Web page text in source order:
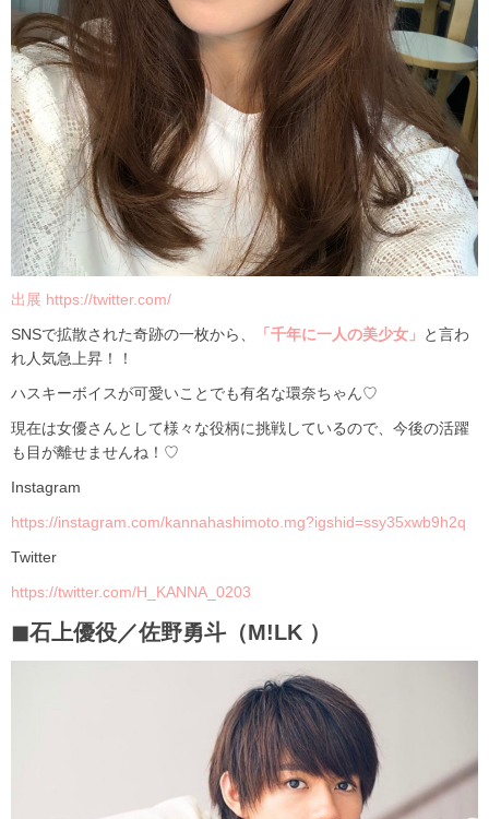
出展 https://twitter.com/
SNSで拡散された奇跡の一枚から、
「千年に一人の美少女」
と言わ
れ人気急上昇！！
ハスキーボイスが可愛いことでも有名な環奈ちゃん♡
現在は女優さんとして様々な役柄に挑戦しているので、今後の活躍
も目が離せませんね！♡
︎Instagram
https://instagram.com/kannahashimoto.mg?igshid=ssy35xwb9h2q
︎Twitter
https://twitter.com/H_KANNA_0203
◼︎石上優役／佐野勇斗（M!LK ）